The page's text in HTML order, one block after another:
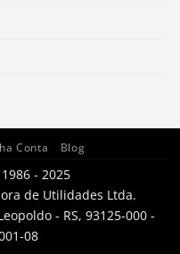
Conta Blog
- 2025
de Utilidades Ltda.
- RS, 93125-000 -
08